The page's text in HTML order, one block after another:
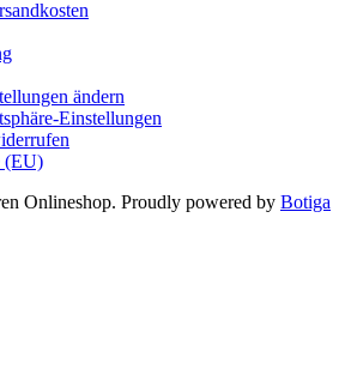
ändern
Einstellungen
(EU)
Onlineshop. Proudly powered by Botiga